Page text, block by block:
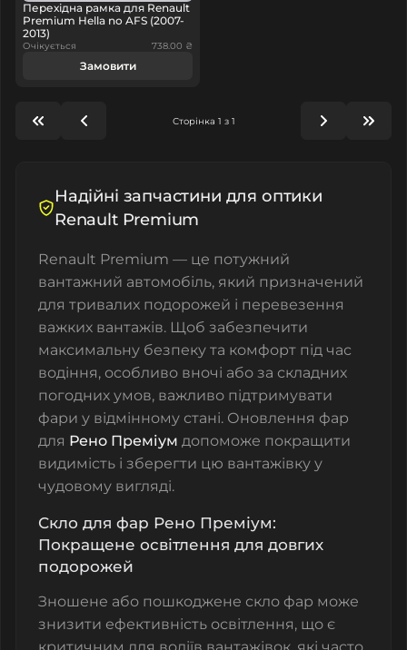
Перехідна рамка для Renault
Premium Hella no AFS (2007-
2013)
Очікується 738.00 ₴
Замовити
Сторінка 1 з 1
Надійні запчастини для оптики
Renault Premium
Renault Premium — це потужний
вантажний автомобіль, який призначений
для тривалих подорожей і перевезення
важких вантажів. Щоб забезпечити
максимальну безпеку та комфорт під час
водіння, особливо вночі або за складних
погодних умов, важливо підтримувати
фари у відмінному стані. Оновлення фар
для Рено Преміум допоможе покращити
видимість і зберегти цю вантажівку у
чудовому вигляді.
Скло для фар Рено Преміум:
Покращене освітлення для довгих
подорожей
Зношене або пошкоджене скло фар може
знизити ефективність освітлення, що є